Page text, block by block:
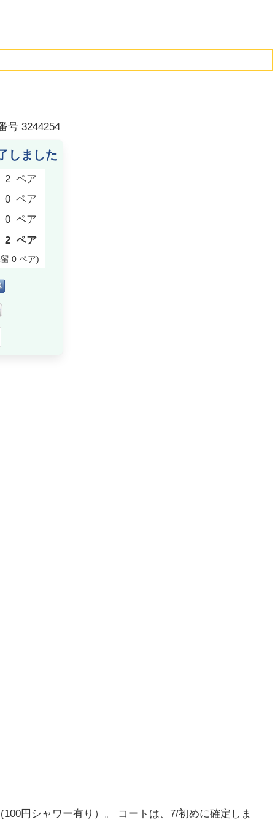
号 3244254
しました
2 ペア
0 ペア
0 ペア
2 ペア
留0 ペア)
円シャワー有り）。 コートは、7/初めに確定しま